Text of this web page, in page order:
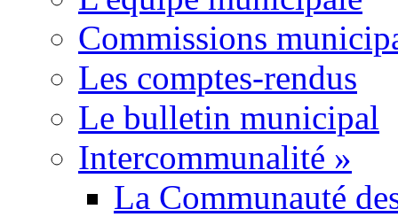
Commissions
Les comptes-rendus
Le bulletin municipal
Intercommunalité »
La Communauté